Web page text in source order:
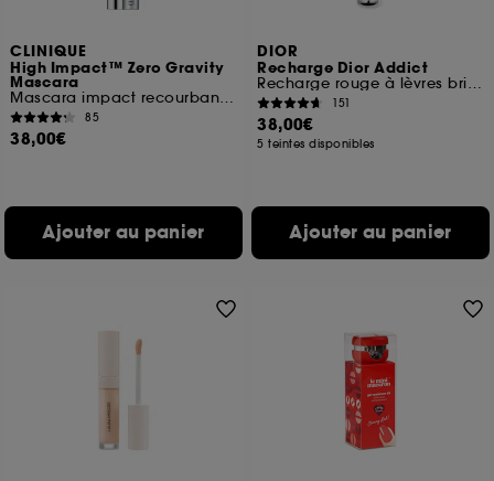
CLINIQUE
High Impact™ Zero Gravity
Mascara
Mascara impact recourbant optimal
85
38,00€
Ajouter au panier
DIOR
Recharge Dior Addict
Recharge rouge à lèvres brillant Soin floral hydratant
151
38,00€
5 teintes disponibles
Ajouter au panier